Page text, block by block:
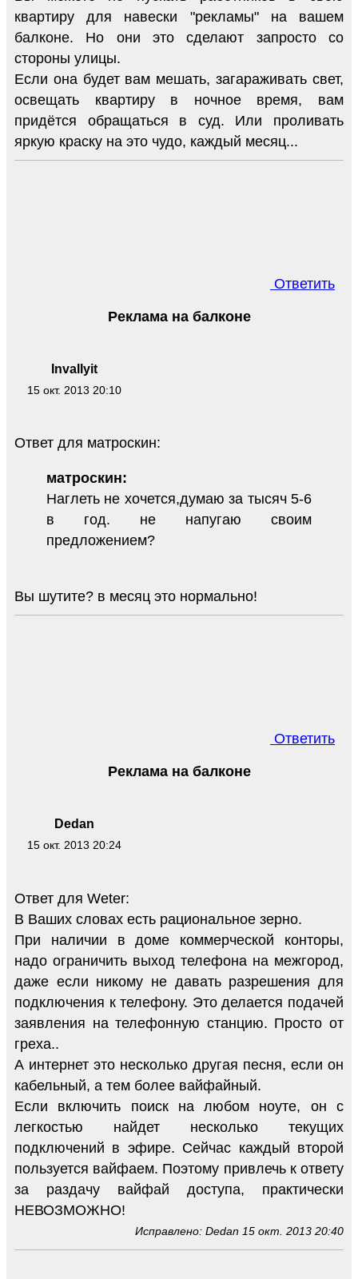
квартиру для навески "рекламы" на вашем
балконе. Но они это сделают запросто со
стороны улицы.
Если она будет вам мешать, загараживать свет,
освещать квартиру в ночное время, вам
придётся обращаться в суд. Или проливать
яркую краску на это чудо, каждый месяц...
Ответить
Invallyit
15 окт. 2013 20:10
Реклама на балконе
Ответ для матроскин:
матроскин:
Наглеть не хочется,думаю за тысяч 5-6
в год. не напугаю своим
предложением?
Вы шутите? в месяц это нормально!
Ответить
Dedan
15 окт. 2013 20:24
Реклама на балконе
Ответ для Weter:
В Ваших словах есть рациональное зерно.
При наличии в доме коммерческой конторы,
надо ограничить выход телефона на межгород,
даже если никому не давать разрешения для
подключения к телефону. Это делается подачей
заявления на телефонную станцию. Просто от
греха..
А интернет это несколько другая песня, если он
кабельный, а тем более вайфайный.
Если включить поиск на любом ноуте, он с
легкостью найдет несколько текущих
подключений в эфире. Сейчас каждый второй
пользуется вайфаем. Поэтому привлечь к ответу
за раздачу вайфай доступа, практически
НЕВОЗМОЖНО!
Исправлено: Dedan 15 окт. 2013 20:40